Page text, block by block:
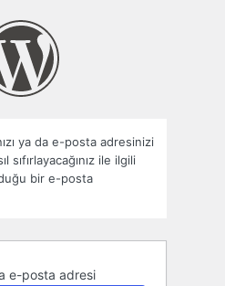
ya da e-posta adresinizi
sıfırlayacağınız ile ilgili
bir e-posta
e-posta adresi